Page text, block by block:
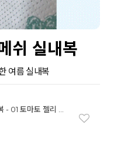
쉬 실내복
여름 실내복
- 01 토마토 젤리 베